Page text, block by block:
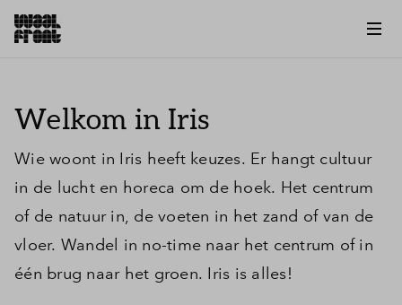
Welkom in Iris
Wie woont in Iris heeft keuzes. Er hangt cultuur
in de lucht en horeca om de hoek. Het centrum
of de natuur in, de voeten in het zand of van de
vloer. Wandel in no-time naar het centrum of in
één brug naar het groen. Iris is alles!